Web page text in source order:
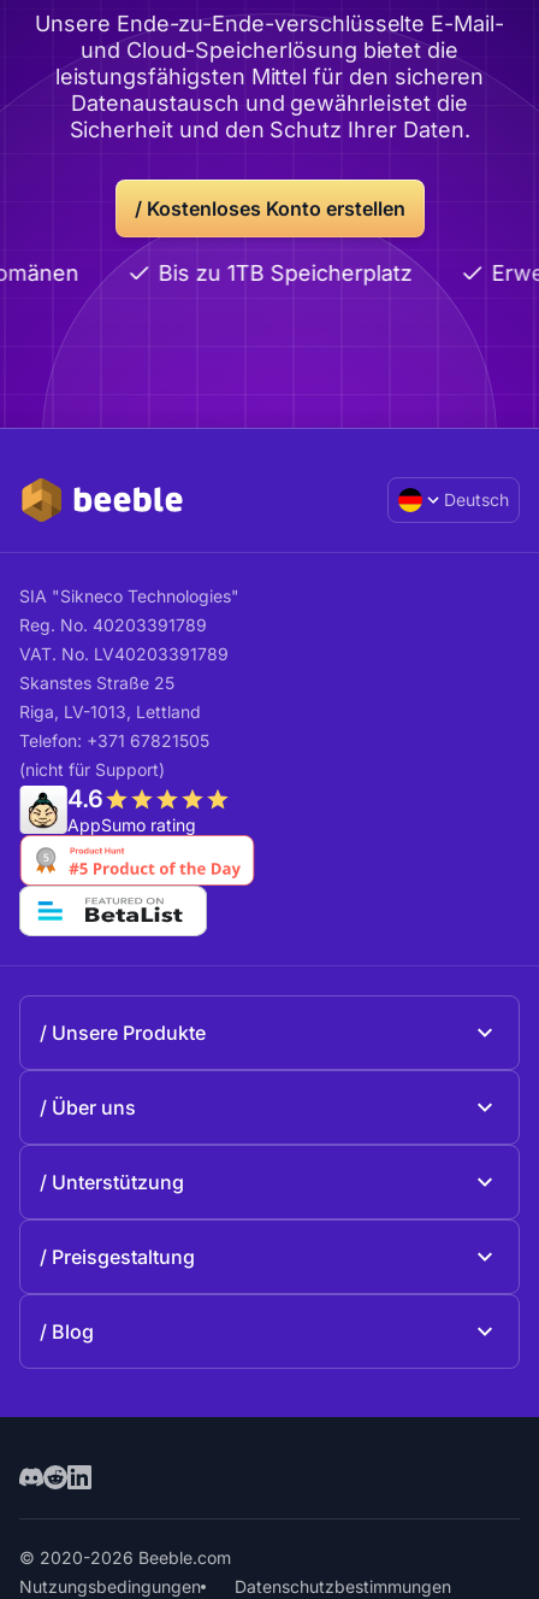
Unsere Ende-zu-Ende-verschlüsselte E-Mail-
und Cloud-Speicherlösung bietet die
leistungsfähigsten Mittel für den sicheren
Datenaustausch und gewährleistet die
Sicherheit und den Schutz Ihrer Daten.
/ Kostenloses Konto erstellen
Bis zu 1TB Speicherplatz
Deutsch
SIA "Sikneco Technologies"
Reg. No. 40203391789
VAT. No. LV40203391789
Skanstes Straße 25
Riga, LV-1013, Lettland
Telefon: +371 67821505
(nicht für Support)
4.6
AppSumo rating
Unsere Produkte
Über uns
Geschichte
Unterstützung
Kontakte
Preisgestaltung
Blog
© 2020-2026 Beeble.com
Nutzungsbedingungen
Datenschutzbestimmungen